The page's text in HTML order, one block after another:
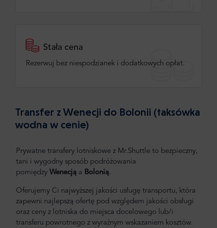
Stała cena
Rezerwuj bez niespodzianek i dodatkowych opłat.
Transfer z Wenecji do Bolonii (taksówka
wodna w cenie)
Prywatne transfery lotniskowe z Mr.Shuttle to bezpieczny,
tani i wygodny sposób podróżowania
pomiędzy Wenecją a Bolonią.
Oferujemy Ci najwyższej jakości usługę transportu, która
zapewni najlepszą ofertę pod względem jakości obsługi
oraz ceny z lotniska do miejsca docelowego lub/i
transferu powrotnego z wyraźnym wskazaniem kosztów.